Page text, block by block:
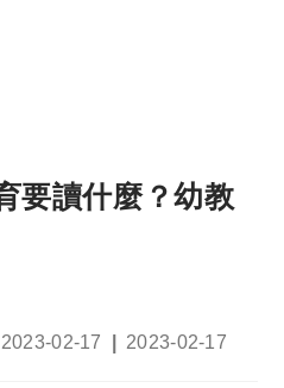
要讀什麼？幼教
Post
2023-02-17
Post
2023-02-17